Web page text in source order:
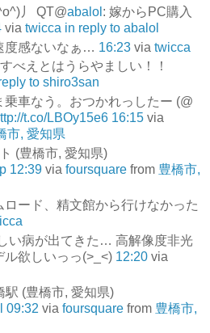
丿 QT@abalol : 嫁からPC購入
via twicca in reply to abalol
度感ないなぁ… 16:23 via twicca
べえとはうらやましい！！
to shiro3san
車なう。おつかれっしたー (@
t.co/LBOy15e6 16:15 via
市, 愛知県
(豊橋市, 愛知県)
12:39 via foursquare from 豊橋市,
ード、精文館から行けなかった
い病が出てきた… 高解像度非光
欲しいっっ(>_<) 12:20 via
駅 (豊橋市, 愛知県)
09:32 via foursquare from 豊橋市,